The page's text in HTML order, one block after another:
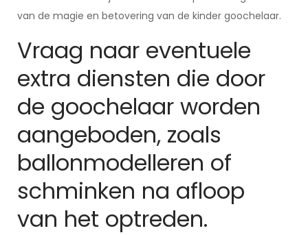
van de magie en betovering van de kinder goochelaar.
Vraag naar eventuele
extra diensten die door
de goochelaar worden
aangeboden, zoals
ballonmodelleren of
schminken na afloop
van het optreden.